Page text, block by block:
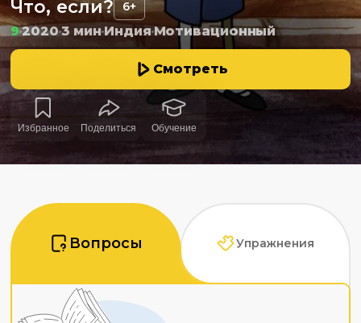
Что, если? 6+
920203 мин ИндияМотивационный
Смотреть
Избранное Поделиться Обучение
Вопросы Упражнения